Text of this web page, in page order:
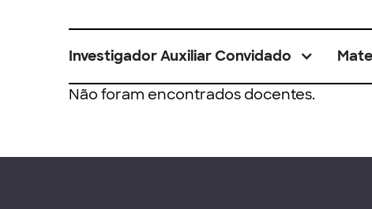
Investigador Auxiliar Convidado
Não foram encontrados docentes.